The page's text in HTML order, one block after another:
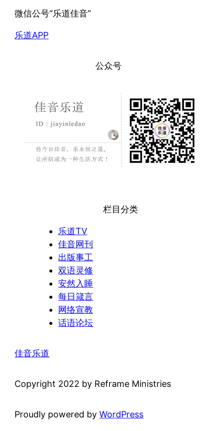
微信公号“乐道佳音”
乐道APP
公众号
栏目分类
乐道TV
佳音网刊
出版事工
双语灵修
安然入睡
每日箴言
网络宣教
话语论坛
佳音乐道
Copyright 2022 by Reframe Ministries
Proudly powered byWordPress